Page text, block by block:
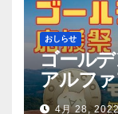
おしらせ
ゴール
アルフ
イン配
4月 28,